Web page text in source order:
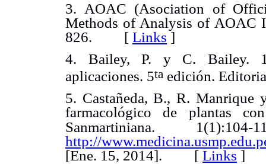
3. AOAC (Asociation of
Methods of Analysis of AOAC
826. [ Links ]
4. Bailey, P. y C. Bailey.
aplicaciones. 5ta edición.
5. Castañeda, B., R.
farmacológico de plantas
Sanmartiniana. 1(1):104-
http://
[Ene. 15, 2014]. [ Links ]